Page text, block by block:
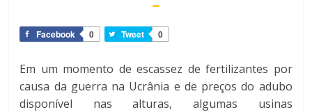
Facebook 0 Tweet 0
Em um momento de escassez de fertilizantes por
causa da guerra na Ucrânia e de preços do adubo
disponível nas alturas, algumas usinas